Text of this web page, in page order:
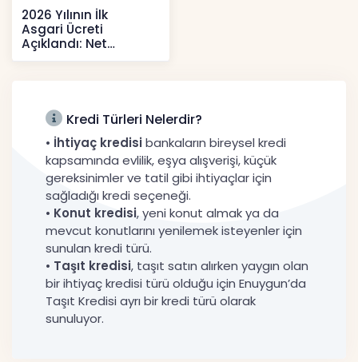
2026 Yılının İlk
Asgari Ücreti
Açıklandı: Net
52.738 TL, Ek Destek
Kredi Türleri Nelerdir?
• İhtiyaç kredisibankaların bireysel kredi
kapsamında evlilik, eşya alışverişi, küçük
gereksinimler ve tatil gibi ihtiyaçlar için
sağladığı kredi seçeneği.
• Konut kredisi, yeni konut almak ya da
mevcut konutlarını yenilemek isteyenler için
sunulan kredi türü.
• Taşıt kredisi, taşıt satın alırken yaygın olan
bir ihtiyaç kredisi türü olduğu için Enuygun’da
Taşıt Kredisi ayrı bir kredi türü olarak
sunuluyor.